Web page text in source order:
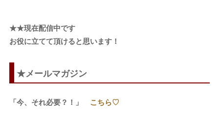
★★現在配信中です
お役に立てて頂けると思います！
★メールマガジン
「今、それ必要？！」 こちら♡